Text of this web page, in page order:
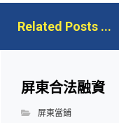
Related Posts ...
屏東合法融資
屏東當鋪